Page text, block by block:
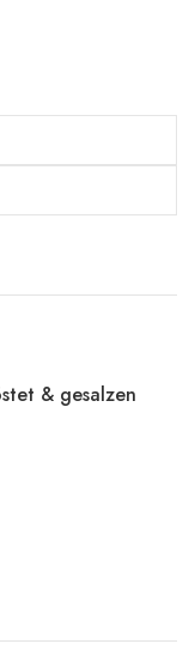
& gesalzen